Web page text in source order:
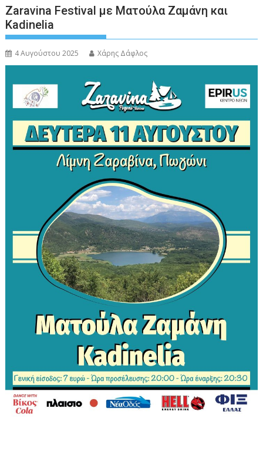
Ζaravina Festival με Ματούλα Ζαμάνη και
Kadinelia
4 Αυγούστου 2025 Χάρης Δάφλος